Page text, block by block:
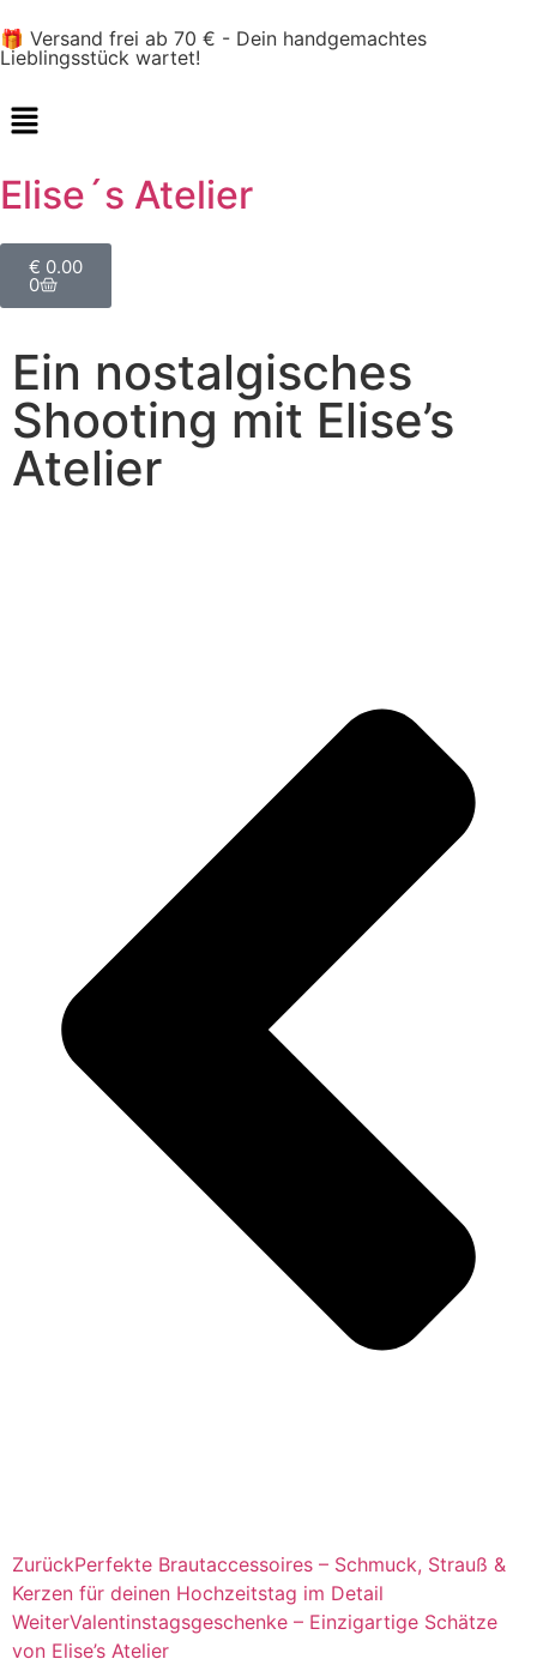
🎁 Versand frei ab 70 € - Dein handgemachtes
Lieblingsstück wartet!
Elise´s Atelier
€ 0.00
0
Ein nostalgisches
Shooting mit Elise’s
Atelier
ZurückPerfekte Brautaccessoires – Schmuck, Strauß &
Kerzen für deinen Hochzeitstag im Detail
WeiterValentinstagsgeschenke – Einzigartige Schätze
von Elise’s Atelier